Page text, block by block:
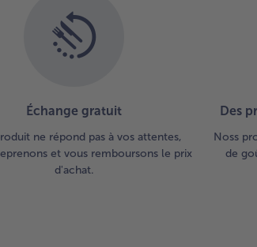
Échange gratuit
ne répond pas à vos attentes,
et vous remboursons le prix
d'achat.
Des
Noss
de